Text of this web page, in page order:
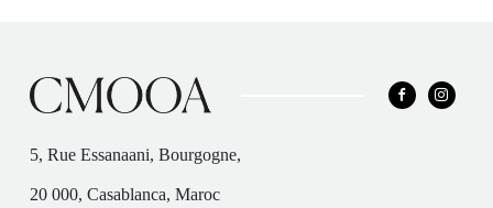
5, Rue Essanaani, Bourgogne,
20 000, Casablanca, Maroc